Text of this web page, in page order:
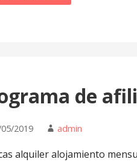
de
2019 admin
alquiler alojamiento